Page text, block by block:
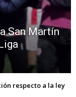
San Martín
respecto a la ley